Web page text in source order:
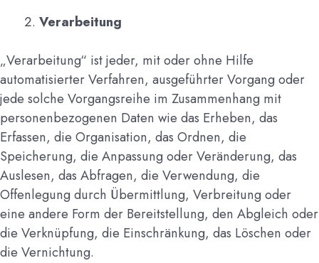
Verarbeitung
„Verarbeitung“ ist jeder, mit oder ohne Hilfe
automatisierter Verfahren, ausgeführter Vorgang oder
jede solche Vorgangsreihe im Zusammenhang mit
personenbezogenen Daten wie das Erheben, das
Erfassen, die Organisation, das Ordnen, die
Speicherung, die Anpassung oder Veränderung, das
Auslesen, das Abfragen, die Verwendung, die
Offenlegung durch Übermittlung, Verbreitung oder
eine andere Form der Bereitstellung, den Abgleich oder
die Verknüpfung, die Einschränkung, das Löschen oder
die Vernichtung.